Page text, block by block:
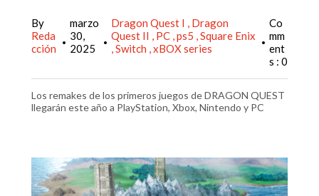
By
Reda
cción
•
marzo
30,
2025
•
Dragon Quest I
Dragon
Quest II
PC ps5 Square Enix
Switch xBOX series •
Co
mm
ent
s : 0
Los remakes de los primeros juegos de DRAGON QUEST
llegarán este año a PlayStation, Xbox, Nintendo y PC